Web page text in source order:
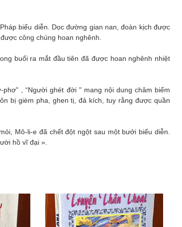
biểu diễn. Dọc đường gian nan, đoàn kịch được
công chúng hoan nghênh.
buổi ra mắt đầu tiên đã được hoan nghênh nhiệt
, “Người ghét đời " mang nội dung châm biếm
bị gièm pha, ghen tị, đả kích, tuy rằng được quần
Mô-li-e đã chết đột ngột sau một bưởi biểu diễn.
hồ vĩ đại ».